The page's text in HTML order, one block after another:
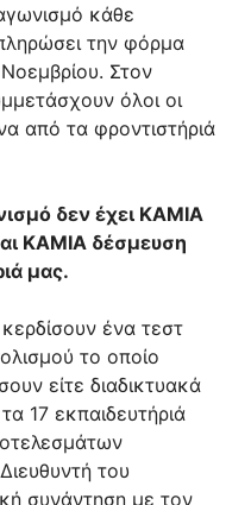
κάθε
την φόρμα
Στον
όλοι οι
από τα φροντιστήριά
δεν έχει ΚΑΜΙΑ
ΚΑΜΙΑ δέσμευση
μας.
ένα τεστ
το οποίο
είτε διαδικτυακά
17 εκπαιδευτήριά
του
συνάντηση με τον